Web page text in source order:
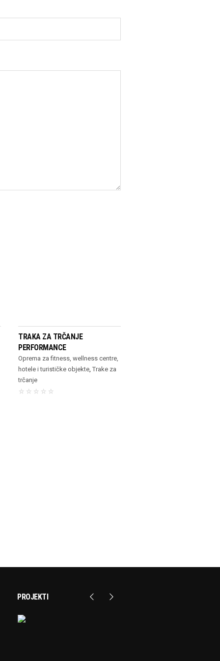
TRAKA ZA TRČANJE
PERFORMANCE
Oprema za fitness, wellness centre,
hotele i turističke objekte,Trake za
trčanje
PROJEKTI